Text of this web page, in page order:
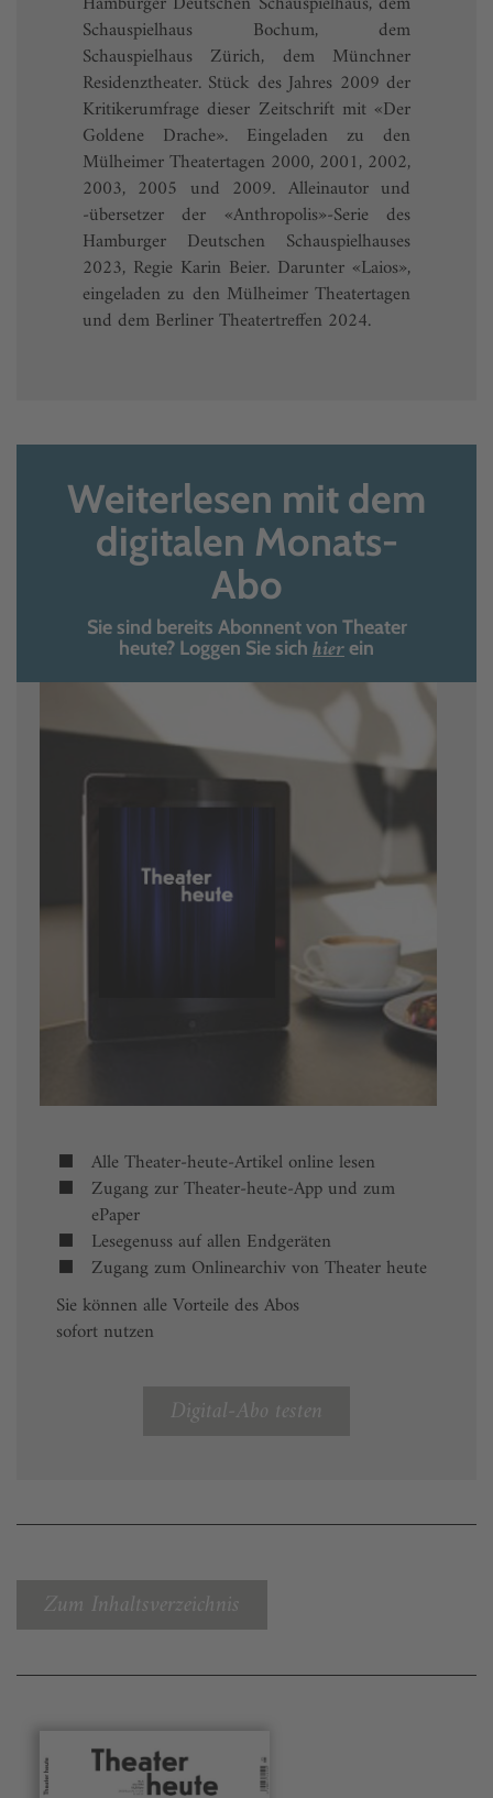
Schauspielhaus Bochum, dem
Schauspielhaus Zürich, dem Münchner
Residenztheater. Stück des Jahres 2009 der
Kritikerumfrage dieser Zeitschrift mit «Der
Goldene Drache». Eingeladen zu den
Mülheimer Theatertagen 2000, 2001, 2002,
2003, 2005 und 2009. Alleinautor und
-übersetzer der «Anthropolis»-Serie des
Hamburger Deutschen Schauspielhauses
2023, Regie Karin Beier. Darunter «Laios»,
eingeladen zu den Mülheimer Theatertagen
und dem Berliner Theatertreffen 2024.
Weiterlesen mit dem
digitalen Monats-
Abo
Sie sind bereits Abonnent von Theater
heute? Loggen Sie sich hierein
Alle Theater-heute-Artikel online lesen
Zugang zur Theater-heute-App und zum
ePaper
Lesegenuss auf allen Endgeräten
Zugang zum Onlinearchiv von Theater heute
Sie können alle Vorteile des Abos
sofort nutzen
Digital-Abo testen
Zum Inhaltsverzeichnis